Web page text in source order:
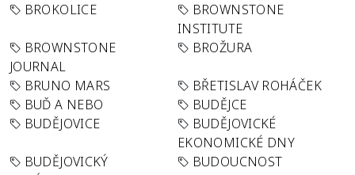
BROKOLICE
BROWNSTONE
INSTITUTE
BROWNSTONE
JOURNAL
BROŽURA
BRUNO MARS
BŘETISLAV ROHÁČEK
BUĎ A NEBO
BUDĚJCE
BUDĚJOVICE
BUDĚJOVICKÉ
EKONOMICKÉ DNY
BUDĚJOVICKÝ
BUDOUCNOST